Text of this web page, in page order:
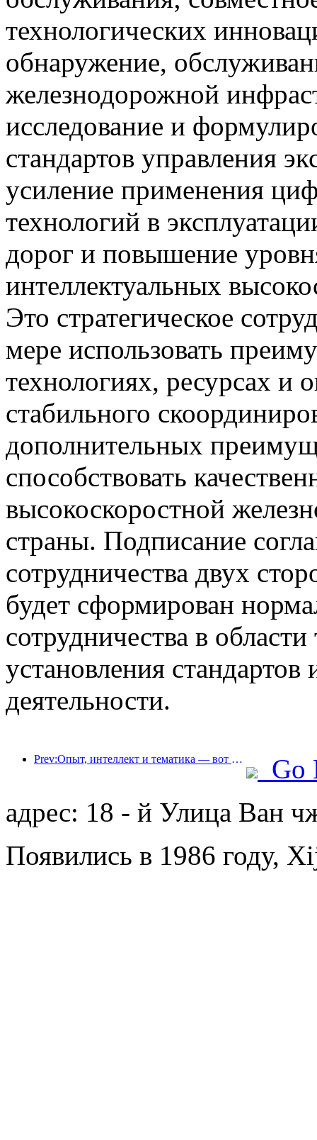
технологических
обнаружение,
железнодорожной
исследование и
стандартов управления
усиление применения
технологий в
дорог и повышение
интеллектуальных
Это стратегическое
мере использовать
технологиях, ресурсах и
стабильного
дополнительных
способствовать
высокоскоростной
страны. Подписание
сотрудничества двух
будет сформирован
сотрудничества в
установления
деятельности.
Prev:Опыт, интеллект и тематика — вот решения для отелей новой эпохи
Go
адрес: 18 - й Улица Ван
Появились в 1986 году,